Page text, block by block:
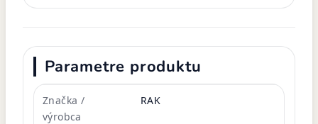
Parametre produktu
Značka /
výrobca
RAK